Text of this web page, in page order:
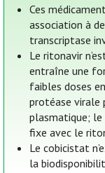
Ces
association à
transcriptase
Le ritonavir
entraîne une
faibles doses
protéase virale
plasmatique; le
fixe avec le
Le cobicistat
la